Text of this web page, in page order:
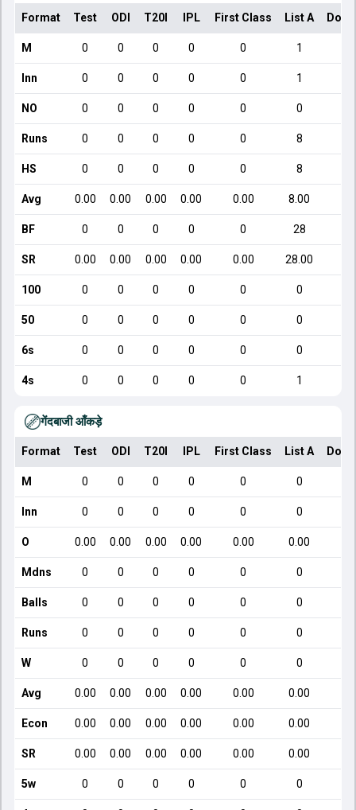
Format Test ODI T20I IPL First Class List A
M 0 0 0 0 0 1
Inn 0 0 0 0 0 1
NO 0 0 0 0 0 0
Runs 0 0 0 0 0 8
HS 0 0 0 0 0 8
Avg 0.00 0.00 0.00 0.00 0.00 8.00
BF 0 0 0 0 0 28
SR 0.00 0.00 0.00 0.00 0.00 28.00
100 0 0 0 0 0 0
50 0 0 0 0 0 0
6s 0 0 0 0 0 0
4s 0 0 0 0 0 1
गेंदबाजी आँकड़े
Format Test ODI T20I IPL First Class List A
M 0 0 0 0 0 0
Inn 0 0 0 0 0 0
O 0.00 0.00 0.00 0.00 0.00 0.00
Mdns 0 0 0 0 0 0
Balls 0 0 0 0 0 0
Runs 0 0 0 0 0 0
W 0 0 0 0 0 0
Avg 0.00 0.00 0.00 0.00 0.00 0.00
Econ 0.00 0.00 0.00 0.00 0.00 0.00
SR 0.00 0.00 0.00 0.00 0.00 0.00
5w 0 0 0 0 0 0